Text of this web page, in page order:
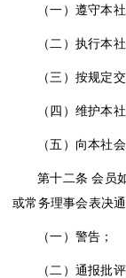
（一）遵守本
（二）执行本
（三）按规定
（四）维护本
（五）向本社
第十二条 会员
或常务理事会表决
（一）警告；
（二）通报批评